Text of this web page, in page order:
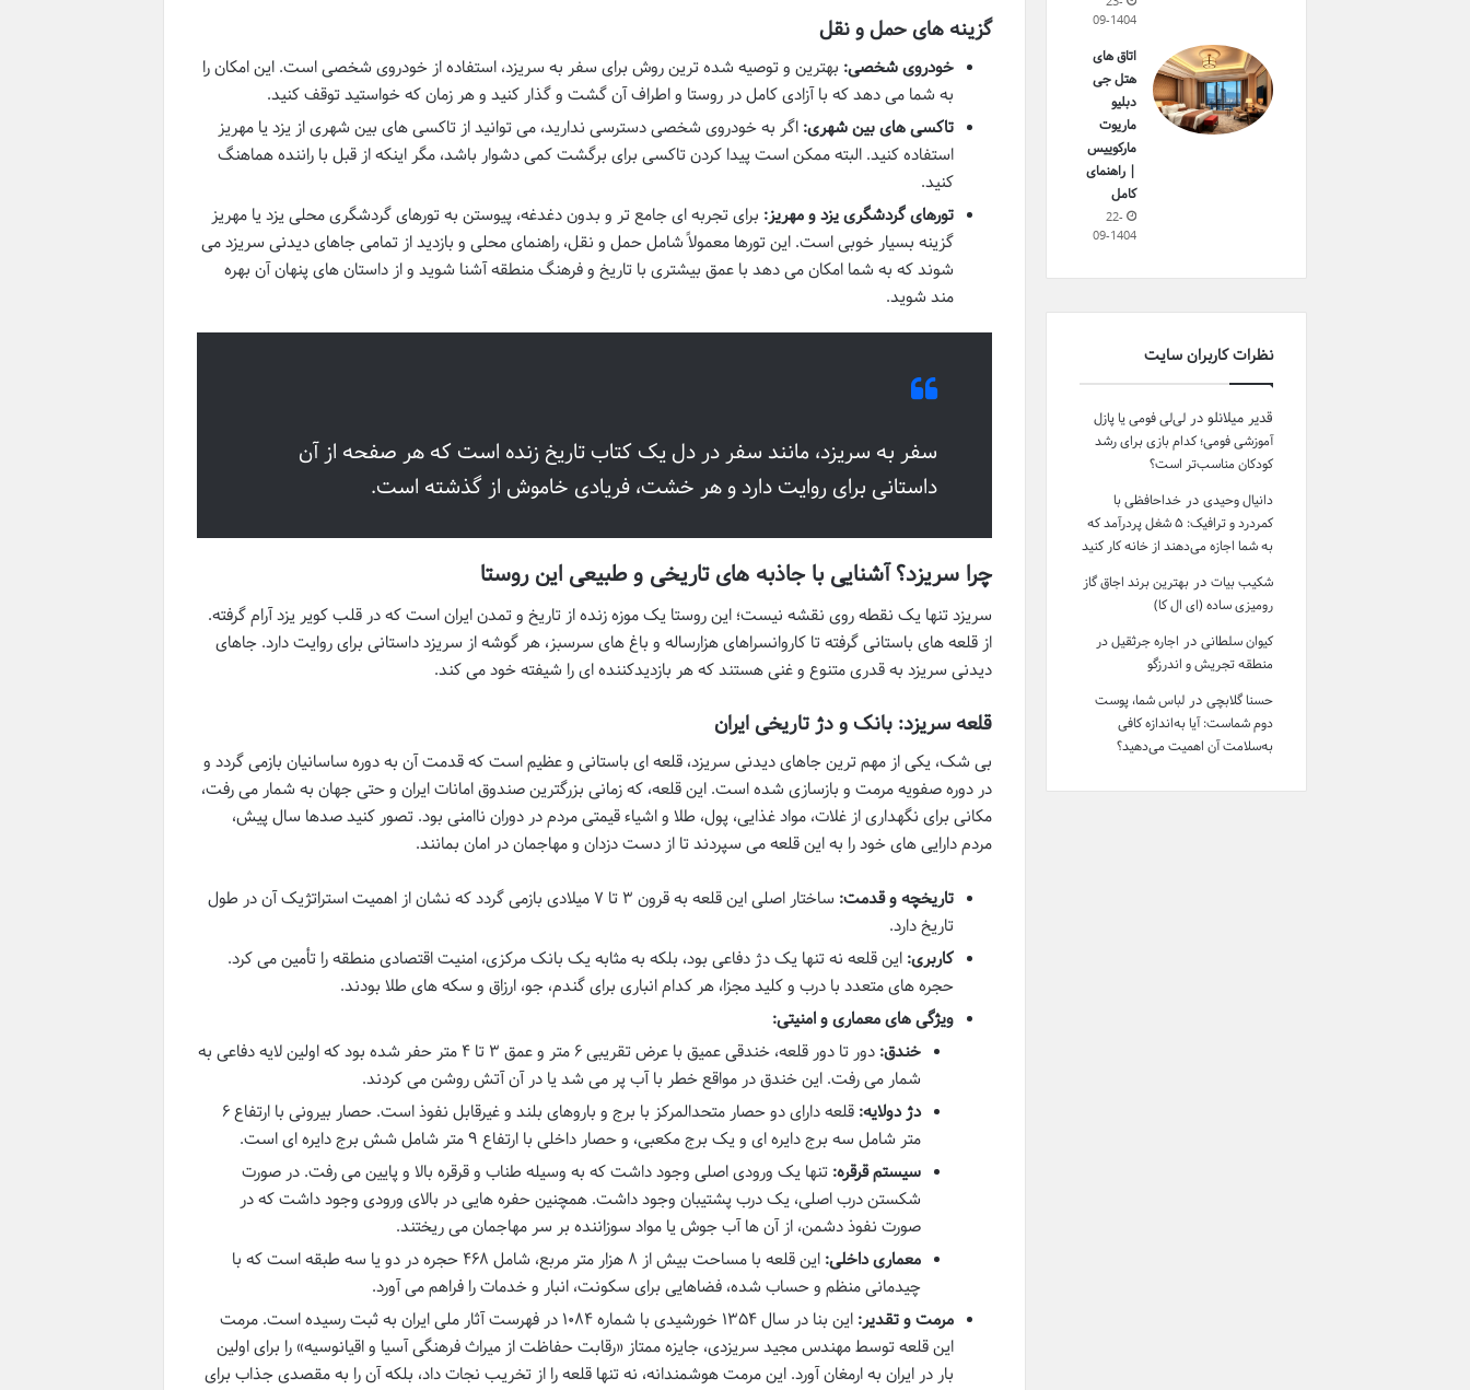
گزینه های حمل و نقل
خودروی شخصی: بهترین و توصیه شده ترین روش برای سفر به سریزد، استفاده از خودروی شخصی است. این امکان را
به شما می دهد که با آزادی کامل در روستا و اطراف آن گشت و گذار کنید و هر زمان که خواستید توقف کنید.
تاکسی های بین شهری: اگر به خودروی شخصی دسترسی ندارید، می توانید از تاکسی های بین شهری از یزد یا مهریز
استفاده کنید. البته ممکن است پیدا کردن تاکسی برای برگشت کمی دشوار باشد، مگر اینکه از قبل با راننده هماهنگ
کنید.
تورهای گردشگری یزد و مهریز: برای تجربه ای جامع تر و بدون دغدغه، پیوستن به تورهای گردشگری محلی یزد یا مهریز
گزینه بسیار خوبی است. این تورها معمولاً شامل حمل و نقل، راهنمای محلی و بازدید از تمامیجاهای دیدنی سریزدمی
شوند که به شما امکان می دهد با عمق بیشتری با تاریخ و فرهنگ منطقه آشنا شوید و از داستان های پنهان آن بهره
مند شوید.
سفر به سریزد، مانند سفر در دل یک کتاب تاریخ زنده است که هر صفحه از آن
داستانی برای روایت دارد و هر خشت، فریادی خاموش از گذشته است.
چرا سریزد؟ آشنایی با جاذبه های تاریخی و طبیعی این روستا
سریزد تنها یک نقطه روی نقشه نیست؛ این روستا یک موزه زنده از تاریخ و تمدن ایران است که در قلب کویر یزد آرام گرفته.
از قلعه های باستانی گرفته تا کاروانسراهای هزارساله و باغ های سرسبز، هر گوشه از سریزد داستانی برای روایت دارد.جاهای
دیدنی سریزد به قدری متنوع و غنی هستند که هر بازدیدکننده ای را شیفته خود می کند.
قلعه سریزد: بانک و دژ تاریخی ایران
بی شک، یکی از مهم ترینجاهای دیدنی سریزد، قلعه ای باستانی و عظیم است که قدمت آن به دوره ساسانیان بازمی گردد و
در دوره صفویه مرمت و بازسازی شده است. این قلعه، که زمانی بزرگترین صندوق امانات ایران و حتی جهان به شمار می رفت،
مکانی برای نگهداری از غلات، مواد غذایی، پول، طلا و اشیاء قیمتی مردم در دوران ناامنی بود. تصور کنید صدها سال پیش،
مردم دارایی های خود را به این قلعه می سپردند تا از دست دزدان و مهاجمان در امان بمانند.
تاریخچه و قدمت:
ساختار اصلی این قلعه به قرون ۳ تا ۷ میلادی بازمی گردد که نشان از اهمیت استراتژیک آن در طول
تاریخ دارد.
کاربری: این قلعه نه تنها یک دژ دفاعی بود، بلکه به مثابه یک بانک مرکزی، امنیت اقتصادی منطقه را تأمین می کرد.
حجره های متعدد با درب و کلید مجزا، هر کدام انباری برای گندم، جو، ارزاق و سکه های طلا بودند.
ویژگی های معماری و امنیتی:
خندق:
دور تا دور قلعه، خندقی عمیق با عرض تقریبی ۶ متر و عمق ۳ تا ۴ متر حفر شده بود که اولین لایه دفاعی به
شمار می رفت. این خندق در مواقع خطر با آب پر می شد یا در آن آتش روشن می کردند.
دژ دولایه:
قلعه دارای دو حصار متحدالمرکز با برج و باروهای بلند و غیرقابل نفوذ است. حصار بیرونی با ارتفاع ۶
متر شامل سه برج دایره ای و یک برج مکعبی، و حصار داخلی با ارتفاع ۹ متر شامل شش برج دایره ای است.
سیستم قرقره: تنها یک ورودی اصلی وجود داشت که به وسیله طناب و قرقره بالا و پایین می رفت. در صورت
شکستن درب اصلی، یک درب پشتیبان وجود داشت. همچنین حفره هایی در بالای ورودی وجود داشت که در
صورت نفوذ دشمن، از آن ها آب جوش یا مواد سوزاننده بر سر مهاجمان می ریختند.
معماری داخلی:
این قلعه با مساحت بیش از ۸ هزار متر مربع، شامل ۴۶۸ حجره در دو یا سه طبقه است که با
چیدمانی منظم و حساب شده، فضاهایی برای سکونت، انبار و خدمات را فراهم می آورد.
مرمت و تقدیر:
این بنا در سال ۱۳۵۴ خورشیدی با شماره ۱۰۸۴ در فهرست آثار ملی ایران به ثبت رسیده است. مرمت
این قلعه توسط مهندس مجید سریزدی، جایزه ممتاز «رقابت حفاظت از میراث فرهنگی آسیا و اقیانوسیه» را برای اولین
بار در ایران به ارمغان آورد. این مرمت هوشمندانه، نه تنها قلعه را از تخریب نجات داد، بلکه آن را به مقصدی جذاب برای
09-1404
اتاق های
هتل جی
دبلیو
ماریوت
مارکوییس
| راهنمای
کامل
22-
09-1404
نظرات کاربران سایت
قدیر میلانلو درلی‌لی فومی یا پازل
آموزشی فومی؛ کدام بازی برای رشد
کودکان مناسب‌تر است؟
دانیال وحیدی درخداحافظی با
کمردرد و ترافیک: ۵ شغل پردرآمد که
به شما اجازه می‌دهند از خانه کار کنید
شکیب بیات دربهترین برند اجاق گاز
رومیزی ساده (ای ال کا)
کیوان سلطانی در اجاره جرثقیل در
منطقه تجریش و اندرزگو
حسنا گلابچی درلباس شما، پوست
دوم شماست: آیا به‌اندازه کافی
به‌سلامت آن اهمیت می‌دهید؟